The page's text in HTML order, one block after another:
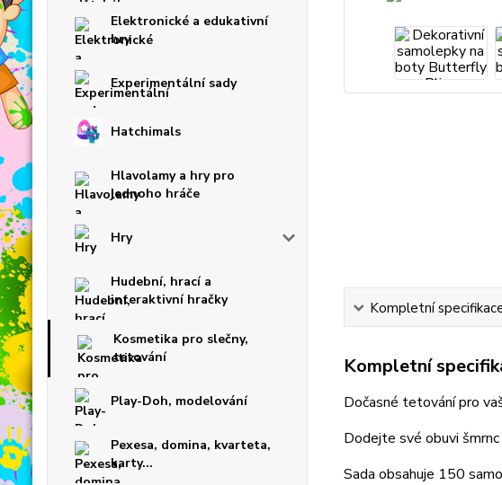
Elektronické a edukativní
hry
Experimentální sady
Hatchimals
Hlavolamy a hry pro
jednoho hráče
Hry
Hudební, hrací a
interaktivní hračky
Kosmetika pro slečny,
tetování
Play-Doh, modelování
Pexesa, domina, kvarteta,
karty...
Kompletní
Kompletní
Dočasné tetování pro
Dodejte své obuvi
Sada obsahuje 150